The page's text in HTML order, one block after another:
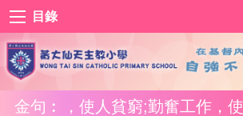
目錄
金句︰
，使人貧窮;勤奮工作，使人富